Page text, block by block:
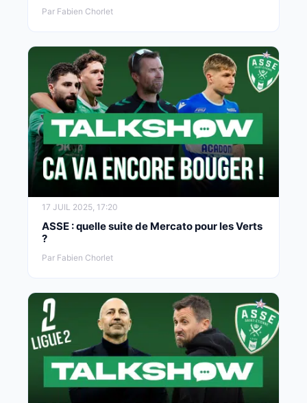
Par Fabien Chorlet
17 JUIL 2025, 17:20
ASSE : quelle suite de Mercato pour les Verts
?
Par Fabien Chorlet